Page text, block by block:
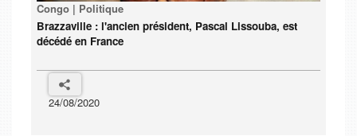
Congo | Politique
Brazzaville : l'ancien président, Pascal Lissouba, est
décédé en France
24/08/2020